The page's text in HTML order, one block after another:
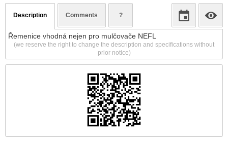
Description Comments ?
Řemenice vhodná nejen pro mulčovače NEFL
(we reserve the right to change the description and specifications without
prior notice)